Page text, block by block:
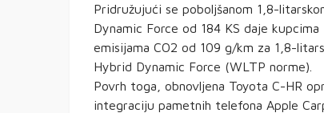
Pridružujući se poboljšanom 1,8-
Dynamic Force od 184 KS daje
emisijama CO2 od 109 g/km za 1,8-
Hybrid Dynamic Force (WLTP norme).
Povrh toga, obnovljena Toyota C-HR
integraciju pametnih telefona Apple